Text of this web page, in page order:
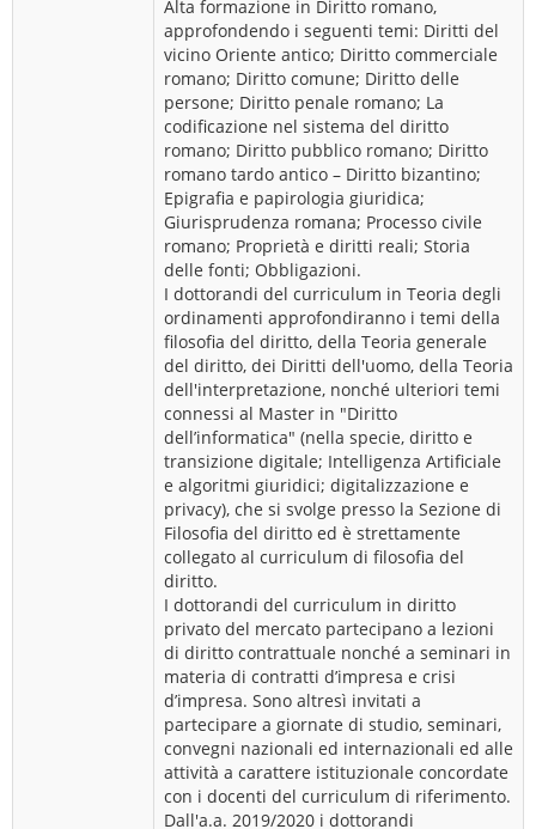
Alta formazione in Diritto romano,
approfondendo i seguenti temi: Diritti del
vicino Oriente antico; Diritto commerciale
romano; Diritto comune; Diritto delle
persone; Diritto penale romano; La
codificazione nel sistema del diritto
romano; Diritto pubblico romano; Diritto
romano tardo antico – Diritto bizantino;
Epigrafia e papirologia giuridica;
Giurisprudenza romana; Processo civile
romano; Proprietà e diritti reali; Storia
delle fonti; Obbligazioni.
I dottorandi del curriculum in Teoria degli
ordinamenti approfondiranno i temi della
filosofia del diritto, della Teoria generale
del diritto, dei Diritti dell'uomo, della Teoria
dell'interpretazione, nonché ulteriori temi
connessi al Master in "Diritto
dell’informatica" (nella specie, diritto e
transizione digitale; Intelligenza Artificiale
e algoritmi giuridici; digitalizzazione e
privacy), che si svolge presso la Sezione di
Filosofia del diritto ed è strettamente
collegato al curriculum di filosofia del
diritto.
I dottorandi del curriculum in diritto
privato del mercato partecipano a lezioni
di diritto contrattuale nonché a seminari in
materia di contratti d’impresa e crisi
d’impresa. Sono altresì invitati a
partecipare a giornate di studio, seminari,
convegni nazionali ed internazionali ed alle
attività a carattere istituzionale concordate
con i docenti del curriculum di riferimento.
Dall'a.a. 2019/2020 i dottorandi